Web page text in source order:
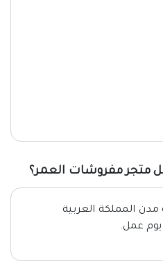
متجر مفروشات العمر؟
المملكة العربية